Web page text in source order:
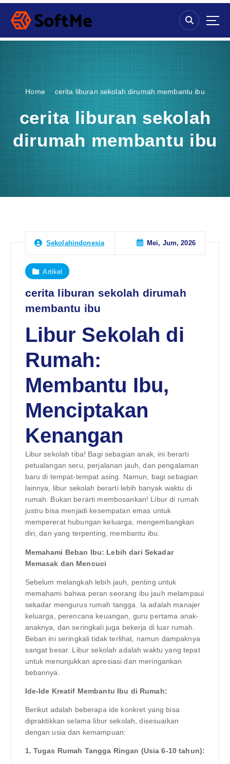
S
p
Home cerita liburan sekolah dirumah membantu ibu
cerita liburan sekolah
dirumah membantu ibu
Sekolahindonesia Mei, Jum, 2026
Artikel
cerita liburan sekolah dirumah
membantu ibu
Libur Sekolah di
Rumah:
Membantu Ibu,
Menciptakan
Kenangan
Libur sekolah tiba! Bagi sebagian anak, ini berarti
petualangan seru, perjalanan jauh, dan pengalaman
baru di tempat-tempat asing. Namun, bagi sebagian
lainnya, libur sekolah berarti lebih banyak waktu di
rumah. Bukan berarti membosankan! Libur di rumah
justru bisa menjadi kesempatan emas untuk
mempererat hubungan keluarga, mengembangkan
diri, dan yang terpenting, membantu ibu.
Memahami Beban Ibu: Lebih dari Sekadar
Memasak dan Mencuci
Sebelum melangkah lebih jauh, penting untuk
memahami bahwa peran seorang ibu jauh melampaui
sekadar mengurus rumah tangga. Ia adalah manajer
keluarga, perencana keuangan, guru pertama anak-
anaknya, dan seringkali juga bekerja di luar rumah.
Beban ini seringkali tidak terlihat, namun dampaknya
sangat besar. Libur sekolah adalah waktu yang tepat
untuk menunjukkan apresiasi dan meringankan
bebannya.
Ide-Ide Kreatif Membantu Ibu di Rumah:
Berikut adalah beberapa ide konkret yang bisa
dipraktikkan selama libur sekolah, disesuaikan
dengan usia dan kemampuan:
1. Tugas Rumah Tangga Ringan (Usia 6-10 tahun):